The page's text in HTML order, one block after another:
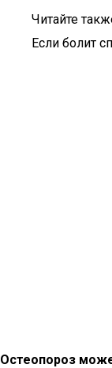
Читайте
Если болит
Остеопороз